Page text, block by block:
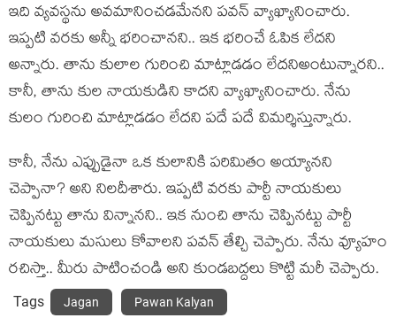
ఇది వ్య‌వ‌స్థ‌ను అవ‌మానించ‌డ‌మేన‌ని ప‌వ‌న్ వ్యాఖ్యానించారు.
ఇప్ప‌టి వ‌ర‌కు అన్నీ భ‌రించాన‌ని.. ఇక భ‌రించే ఓపిక లేద‌ని
అన్నారు. తాను కులాల గురించి మాట్లాడ‌డం లేద‌నిఅంటున్నార‌ని..
కానీ, తాను కుల నాయ‌కుడిని కాద‌ని వ్యాఖ్యానించారు. నేను
కులం గురించి మాట్లాడ‌డం లేద‌ని ప‌దే ప‌దే విమ‌ర్శిస్తున్నారు.
కానీ, నేను ఎప్పుడైనా ఒక కులానికి ప‌రిమితం అయ్యాన‌ని
చెప్పానా? అని నిల‌దీశారు. ఇప్ప‌టి వ‌ర‌కు పార్టీ నాయ‌కులు
చెప్పిన‌ట్టు తాను విన్నాన‌ని.. ఇక నుంచి తాను చెప్పిన‌ట్టు పార్టీ
నాయ‌కులు మ‌సులు కోవాల‌ని ప‌వ‌న్ తేల్చి చెప్పారు. నేను వ్యూహం
ర‌చిస్తా.. మీరు పాటించండి అని కుండ‌బ‌ద్ద‌లు కొట్టి మ‌రీ చెప్పారు.
Tags Jagan Pawan Kalyan